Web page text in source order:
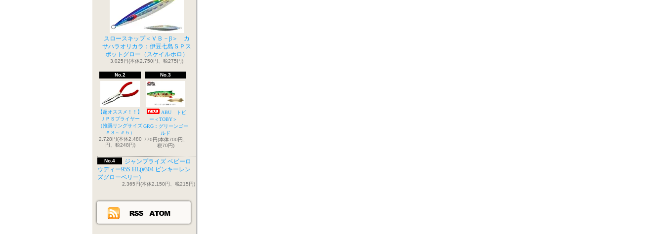
スロースキップ＜ＶＢ－β＞ カ
サハラオリカラ：伊豆七島ＳＰス
ポットグロー（スケイルホロ）
3,025円(本体2,750円、税275円)
No.2
【超オススメ！！】
ＪＰＳプライヤー
（推奨リングサイズ
＃３～＃５）
2,728円(本体2,480
円、税248円)
No.3
ABU トビ
ー＜TOBY＞
GRG：グリーンゴー
ルド
770円(本体700円、
税70円)
No.4
ジャンプライズ ベビーロ
ウディー95S HL(#304 ピンキーレン
ズグローベリー)
2,365円(本体2,150円、税215円)